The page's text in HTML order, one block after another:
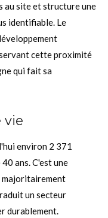
au site et structure une
identifiable. Le
cette proximité
qui fait sa
vie
environ 2 371
ans. C'est une
majoritairement
un secteur
durablement.